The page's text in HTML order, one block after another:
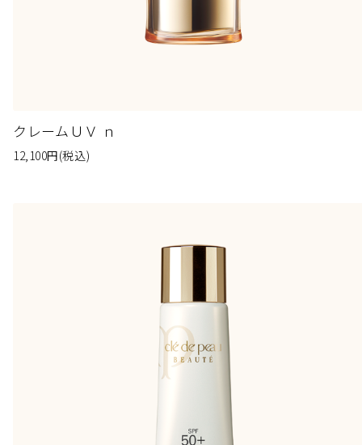
クレームＵＶ ｎ
12,100円(税込)